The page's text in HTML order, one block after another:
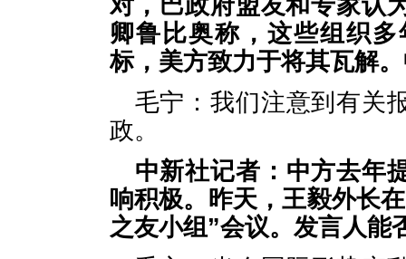
对，巴政府盟友和专家认
卿鲁比奥称，这些组织
标，美方致力于将其瓦解
毛宁：我们注意到有关
政。
中新社记者：中方去年
响积极。昨天，王毅外长
之友小组”会议。发言人能